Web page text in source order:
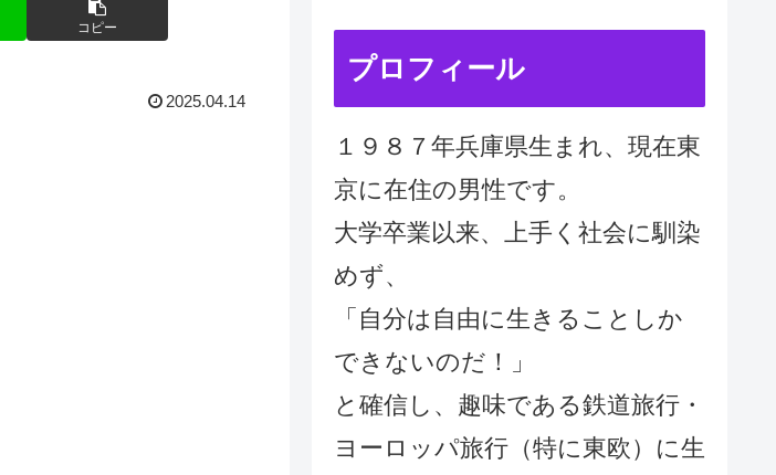
コピー
2025.04.14
プロフィール
１９８７年兵庫県生まれ、現在東
京に在住の男性です。
大学卒業以来、上手く社会に馴染
めず、
「自分は自由に生きることしか
できないのだ！」
と確信し、趣味である鉄道旅行・
ヨーロッパ旅行（特に東欧）に生